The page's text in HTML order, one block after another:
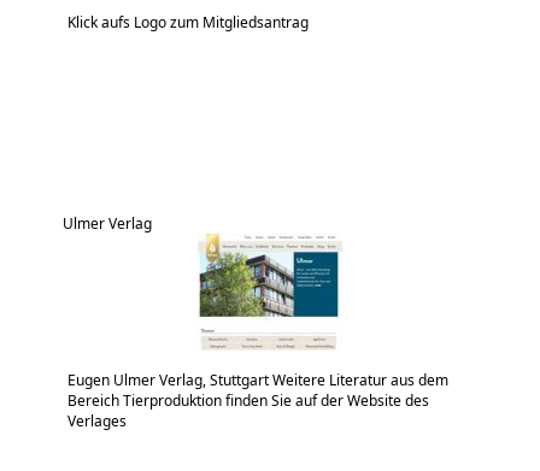
Klick aufs Logo zum Mitgliedsantrag
Ulmer Verlag
Eugen Ulmer Verlag, Stuttgart Weitere Literatur aus dem
Bereich Tierproduktion finden Sie auf der Website des
Verlages